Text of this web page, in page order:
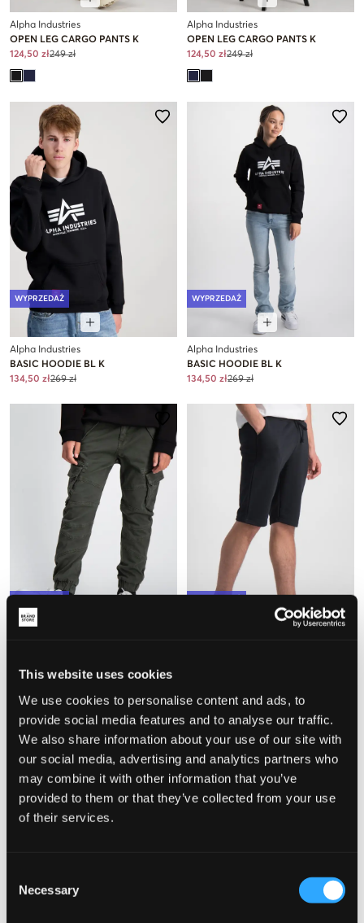
This website uses cookies
We use cookies to personalise content and ads, to
provide social media features and to analyse our traffic.
We also share information about your use of our site with
our social media, advertising and analytics partners who
may combine it with other information that you’ve
provided to them or that they’ve collected from your use
of their services.
Selection
Necessary
Alpha Industries
OPEN LEG CARGO PANTS K
124,50 zł249 zł
Alpha Industries
OPEN LEG CARGO PANTS K
124,50 zł249 zł
WYPRZEDAŻ
Alpha Industries
BASIC HOODIE BL K
134,50 zł269 zł
WYPRZEDAŻ
Alpha Industries
BASIC HOODIE BL K
134,50 zł269 zł
101,70 zł339 zł